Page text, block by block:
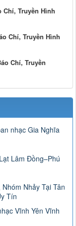
Truyền Hình
Chí, Truyền Hình
Chí, Truyền
nhạc Gia Nghĩa
Lâm Đồng–Phú
Nhảy Tại Tân
Tín
Vĩnh Yên Vĩnh